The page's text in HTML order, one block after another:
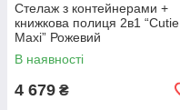
Стелаж з контейнерами +
книжкова полиця 2в1 “Cutie
Maxi” Рожевий
В наявності
4 679 ₴